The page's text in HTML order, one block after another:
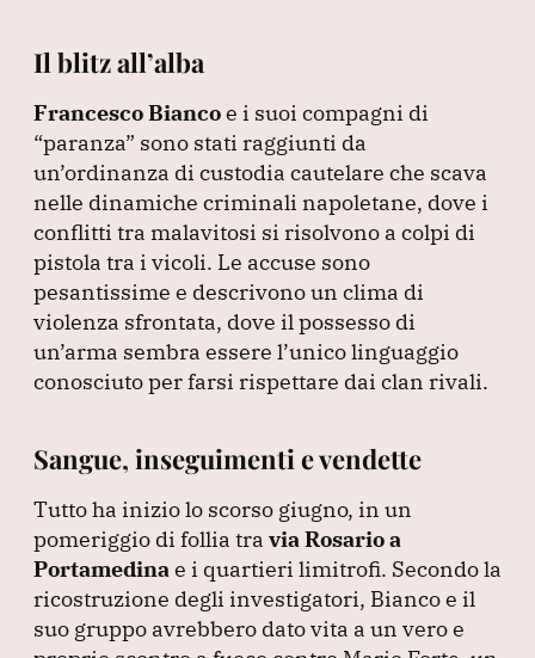
Il blitz all’alba
Francesco Biancoe i suoi compagni di
“paranza” sono stati raggiunti da
un’ordinanza di custodia cautelare che scava
nelle dinamiche criminali napoletane, dove i
conflitti tra malavitosi si risolvono a colpi di
pistola tra i vicoli. Le accuse sono
pesantissime e descrivono un clima di
violenza sfrontata, dove il possesso di
un’arma sembra essere l’unico linguaggio
conosciuto per farsi rispettare dai clan rivali.
Sangue, inseguimenti e vendette
Tutto ha inizio lo scorso giugno, in un
pomeriggio di follia tra via Rosario a
Portamedina e i quartieri limitrofi. Secondo la
ricostruzione degli investigatori, Bianco e il
suo gruppo avrebbero dato vita a un vero e